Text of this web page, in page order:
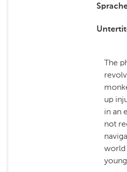
The
up
in an
not
world